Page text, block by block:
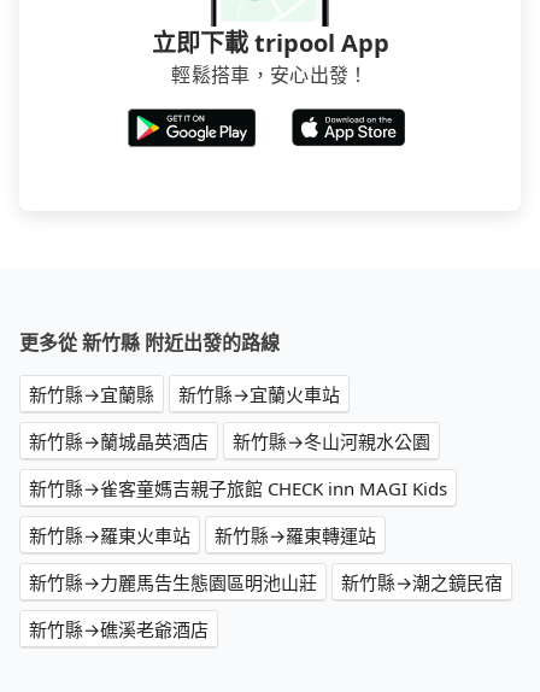
立即下載 tripool App
輕鬆搭車，安心出發！
更多從 新竹縣 附近出發的路線
新竹縣→宜蘭縣
新竹縣→宜蘭火車站
新竹縣→蘭城晶英酒店
新竹縣→冬山河親水公園
新竹縣→雀客童媽吉親子旅館 CHECK inn MAGI Kids
新竹縣→羅東火車站
新竹縣→羅東轉運站
新竹縣→力麗馬告生態園區明池山莊
新竹縣→潮之鏡民宿
新竹縣→礁溪老爺酒店